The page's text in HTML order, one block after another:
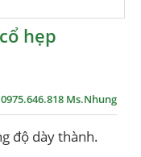
hẹp
0975.646.818 Ms.Nhung
độ dày thành.